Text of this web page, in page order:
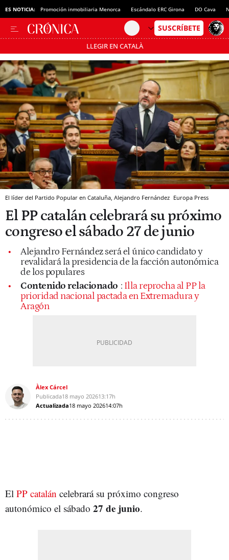
ES NOTICIA: Promoción inmobiliaria Menorca Escándalo ERC Girona DO Cava
LLEGIR EN CATALÀ
Pásate al MODO AHORRO
El líder del Partido Popular en Cataluña, Alejandro Fernández Europa Press
El PP catalán celebrará su próximo
congreso el sábado 27 de junio
Alejandro Fernández será el único candidato y
revalidará la presidencia de la facción autonómica
de los populares
Contenido relacionado : Illa reprocha al PP la
prioridad nacional pactada en Extremadura y
Aragón
Àlex Cárcel
Publicada18 mayo 202613:17h
Actualizada18 mayo 202614:07h
El PP catalán celebrará su próximo congreso
autonómico el sábado 27 de junio.